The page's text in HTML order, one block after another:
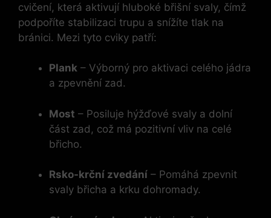
cvičení, která aktivují hluboké břišní svaly, čímž
podpoříte stabilizaci trupu a snížíte tlak na
bránici. Mezi tyto cviky patří:
Plank – Výborný pro aktivaci celého jádra
a zpevnění zad.
Most – Posiluje hýžďové svaly a dolní
část zad, což má pozitivní vliv na celé
břicho.
Rsko-krční zvedání – Pomáhá zpevnit
svaly břicha a krku dohromady.